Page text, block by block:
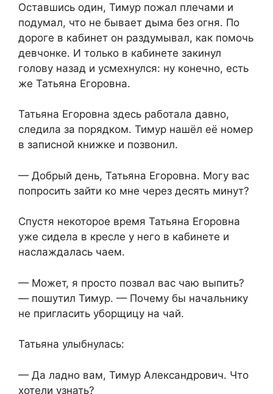
Оставшись один, Тимур пожал плечами и
подумал, что не бывает дыма без огня. По
дороге в кабинет он раздумывал, как помочь
девчонке. И только в кабинете закинул
голову назад и усмехнулся: ну конечно, есть
же Татьяна Егоровна.
Татьяна Егоровна здесь работала давно,
следила за порядком. Тимур нашёл её номер
в записной книжке и позвонил.
— Добрый день, Татьяна Егоровна. Могу вас
попросить зайти ко мне через десять минут?
Спустя некоторое время Татьяна Егоровна
уже сидела в кресле у него в кабинете и
наслаждалась чаем.
— Может, я просто позвал вас чаю выпить?
— пошутил Тимур. — Почему бы начальнику
не пригласить уборщицу на чай.
Татьяна улыбнулась:
— Да ладно вам, Тимур Александрович. Что
хотели узнать?